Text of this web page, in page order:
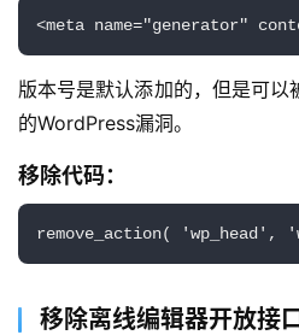
<meta name="generator"
版本号是默认添加的，但是可
的WordPress漏洞。
移除代码：
remove_action( 'wp_head',
移除离线编辑器开放接口